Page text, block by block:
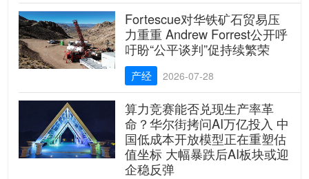
Fortescue对华铁矿石贸易压
力重重 Andrew Forrest公开呼
吁盼“公平谈判”促持续繁荣
产经 2026-07-28
算力竞赛能否兑现生产率革
命？华尔街拷问AI万亿投入 中
国低成本开放模型正在重塑估
值坐标 大幅暴跌后AI板块或迎
企稳反弹